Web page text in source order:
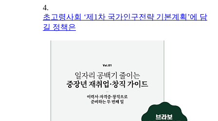
4.
초고령사회 ‘제1차 국가인구전략 기본계획’에 담
길 정책은